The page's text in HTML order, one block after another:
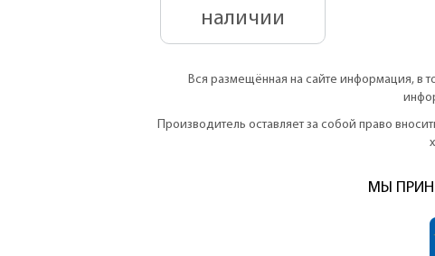
наличии
Вся размещённая на сайте информация, в
Производитель оставляет за собой право
МЫ